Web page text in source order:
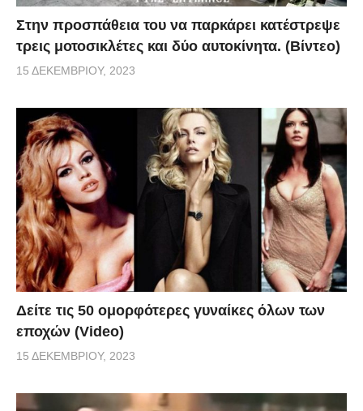
Στην προσπάθεια του να παρκάρει κατέστρεψε
τρεις μοτοσικλέτες και δύο αυτοκίνητα. (Βίντεο)
15 ΔΕΚΕΜΒΡΊΟΥ, 2023
Δείτε τις 50 ομορφότερες γυναίκες όλων των
εποχών (Video)
15 ΔΕΚΕΜΒΡΊΟΥ, 2023